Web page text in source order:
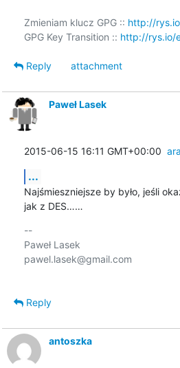
Zmieniam klucz GPG :: http://
GPG Key Transition :: http://rys.io/
Reply
attachment
Paweł Lasek
2015-06-15 16:11 GMT+00:00
...
Najśmieszniejsze by było, jeśli
jak z DES……
--
Paweł Lasek
pawel.lasek@gmail.com
Reply
antoszka